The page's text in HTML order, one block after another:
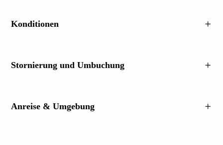
Konditionen
Stornierung und Umbuchung
Anreise & Umgebung